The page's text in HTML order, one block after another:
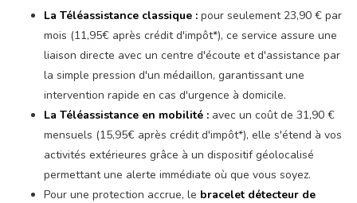
La Téléassistance classique : pour seulement 23,90 € par
mois (11,95€ après crédit d'impôt*), ce service assure une
liaison directe avec un centre d'écoute et d'assistance par
la simple pression d'un médaillon, garantissant une
intervention rapide en cas d'urgence à domicile.
La Téléassistance en mobilité : avec un coût de 31,90 €
mensuels (15,95€ après crédit d'impôt*), elle s'étend à vos
activités extérieures grâce à un dispositif géolocalisé
permettant une alerte immédiate où que vous soyez.
Pour une protection accrue, le bracelet détecteur de